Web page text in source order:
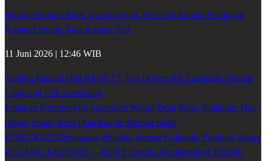
Hilang Dompet Milik Rio Wahyudi, Berisi Dokumen Penting di
Sekitar Lebung Nala Karang Sari
11 Juni 2026 | 12:46 WIB
Sambut Jamaah Haji Kloter 17, Tim Dokter IDI Lampung Selatan
Langsung Cek Kesehatan
Ledakan Kompor Gas Gegerkan Warga Desa Maja, Kalianda: Dua
Orang Suami Isteri Dilarikan ke Rumah Sakit
DARURAT! Kebakaran Melanda Samsat Kalianda, Puluhan Warga
PULANG KECEWA — KUPT Cinthia Pandanwangi TIDAK